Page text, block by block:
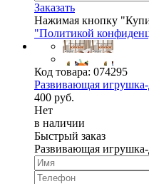
Заказать
Нажимая кнопку
"Политикой
Код товара: 074295
Развивающая игрушка-
400 руб.
Нет
в наличии
Быстрый заказ
Развивающая игрушка-